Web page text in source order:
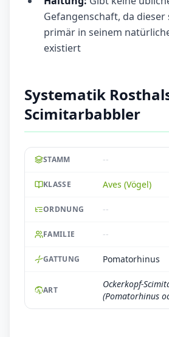
Gefangenschaft, da dieser
primär in seinem
existiert
Systematik
Scimitarbabbler
STAMM --
KLASSE Aves (Vögel)
ORDNUNG --
FAMILIE --
GATTUNG Pomatorhinus
ART
Ockerkopf-
(Pomatorhinus